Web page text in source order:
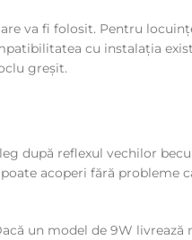
va fi folosit. Pentru
cu instalația
greșit.
reflexul vechilor
acoperi fără probleme
un model de 9W